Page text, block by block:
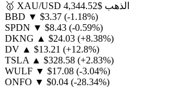
🥇 XAU/USD الذهب $4,344.52
BBD ▼ $3.37 (-1.18%)
SPDN ▼ $8.43 (-0.59%)
DKNG ▲ $24.03 (+8.38%)
DV ▲ $13.21 (+12.8%)
TSLA ▲ $328.58 (+2.83%)
WULF ▼ $17.08 (-3.04%)
ONFO ▼ $0.04 (-28.34%)